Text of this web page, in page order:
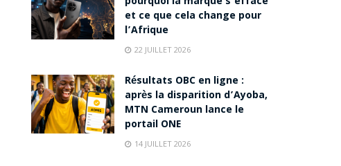
et ce que cela change pour
l’Afrique
22 JUILLET 2026
Résultats OBC en ligne :
après la disparition d’Ayoba,
MTN Cameroun lance le
portail ONE
14 JUILLET 2026